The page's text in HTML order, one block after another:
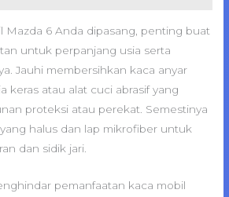
Mazda 6 Anda dipasang, penting buat
untuk perpanjang usia serta
Jauhi membersihkan kaca anyar
keras atau alat cuci abrasif yang
proteksi atau perekat. Semestinya
halus dan lap mikrofiber untuk
dan sidik jari.
pemanfaatan kaca mobil